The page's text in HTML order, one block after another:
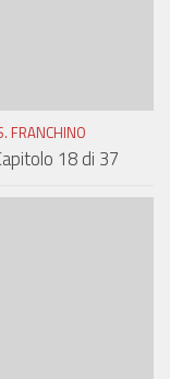
FRANCHINO
18 di 37